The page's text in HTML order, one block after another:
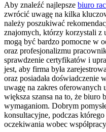
Aby znaleźć najlepsze biuro
zwrócić uwagę na kilka
należy poszukiwać
znajomych, którzy korzystali z
mogą być bardzo pomocne w
oraz profesjonalizmu
sprawdzenie certyfikatów i
jest, aby firma była
oraz posiadała
uwagę na zakres oferowanych
większa szansa na to, że biuro
wymaganiom. Dobrym
konsultacyjne, podczas
oczekiwania wobec